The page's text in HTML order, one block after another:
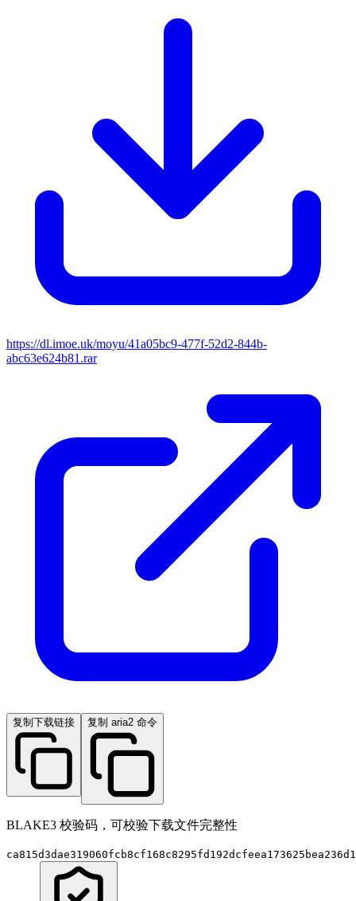
https://dl.imoe.uk/moyu/41a05bc9-477f-52d2-844b-
abc63e624b81.rar
复制下载链接 复制 aria2 命令
BLAKE3 校验码，可校验下载文件完整性